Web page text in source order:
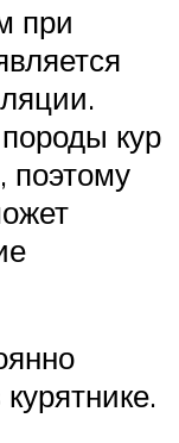
при
кур
поэтому